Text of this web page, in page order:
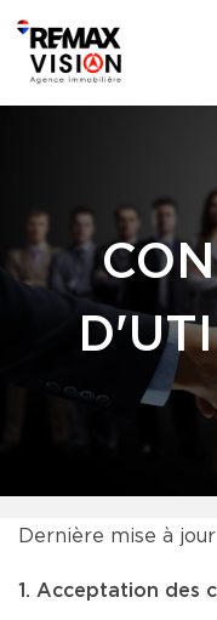
Dernière mise à
1. Acceptation des